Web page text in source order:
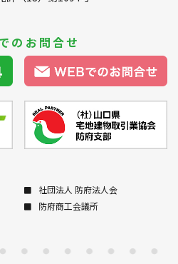
のお問合せ
社団法人 防府法人会
防府商工会議所